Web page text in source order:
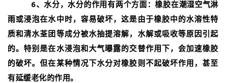
6、水分，水分的作用有两个方面：橡胶在潮湿空气淋
雨或浸泡在水中时，容易破坏，这是由于橡胶中的水溶性特
质和清水荃团等成分被水抽提溶解，水解或吸收等原因引起
的。特别是在水浸泡和大气曝露的交替作用下，会加速橡胶
的破坏。但在某种情况下水分对橡胶则不起破坏作用，甚至
有延缓老化的作用。